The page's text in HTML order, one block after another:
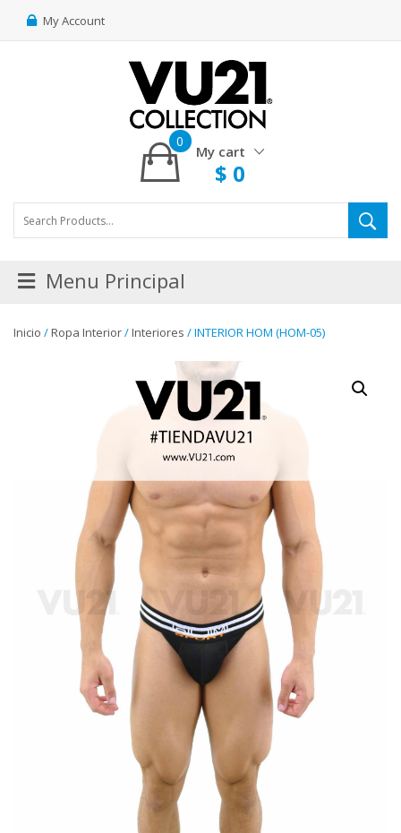
My Account
My cart
0
$ 0
Menu Principal
Inicio /Ropa Interior/Interiores / INTERIOR HOM (HOM-05)